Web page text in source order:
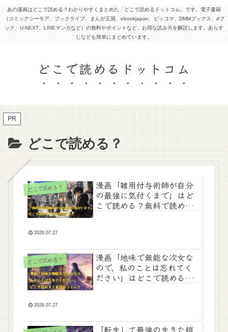
あの漫画はどこで読める？わかりやすくまとめた「どこで読めるドットコム」です。電子書籍
（コミックシーモア、ブックライブ、まんが王国、ebookjapan、ピッコマ、DMMブックス、dブ
ック、U-NEXT、LINEマンガなど）の無料やポイントなど、お得な読み方を解説します。あらす
じなども簡単にまとめています。
どこで読めるドットコム
PR
どこで読める？
どこで読める？
漫画「雑用付与術師が自分
の最強に気付くまで」はど
こで読める？無料で読め
2026.07.27
どこで読める？
漫画「地味で無能な次女な
ので、私のことは忘れてく
ださい」はどこで読める？
2026.07.27
「転生して最強の生きた鎧